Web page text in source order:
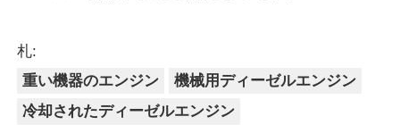
札:
重い機器のエンジン
機械用ディーゼルエンジン
冷却されたディーゼルエンジン